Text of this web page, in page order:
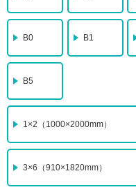
B0 B1
B5
1×2 （1000×2000mm）
3×6 （910×1820mm）